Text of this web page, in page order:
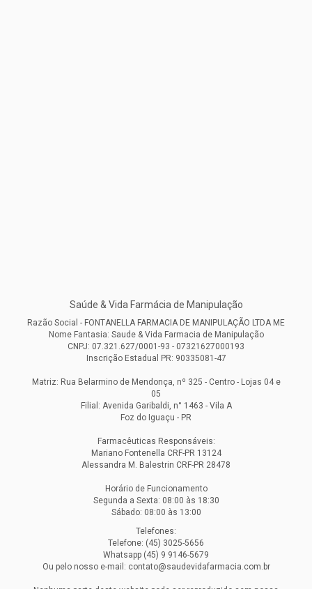
Saúde & Vida Farmácia de Manipulação
Razão Social - FONTANELLA FARMACIA DE MANIPULAÇÃO LTDA ME
Nome Fantasia: Saude & Vida Farmacia de Manipulação
CNPJ: 07.321.627/0001-93 - 07321627000193
Inscrição Estadual PR: 90335081-47
Matriz: Rua Belarmino de Mendonça, nº 325 - Centro - Lojas 04 e
05
Filial: Avenida Garibaldi, n° 1463 - Vila A
Foz do Iguaçu - PR
Farmacêuticas Responsáveis:
Mariano Fontenella CRF-PR 13124
Alessandra M. Balestrin CRF-PR 28478
Horário de Funcionamento
Segunda a Sexta: 08:00 às 18:30
Sábado: 08:00 às 13:00
Telefones:
Telefone: (45) 3025-5656
Whatsapp (45) 9 9146-5679
Ou pelo nosso e-mail: contato@saudevidafarmacia.com.br